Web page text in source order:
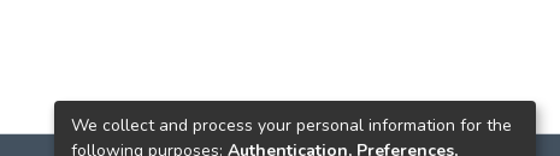
We collect and process your personal information for the
following purposes: Authentication, Preferences,